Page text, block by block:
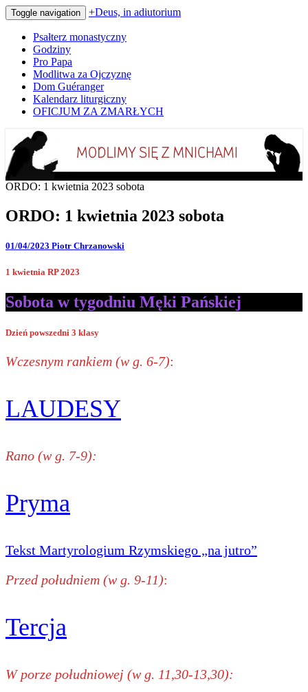
Toggle navigation +Deus, in adiutorium
Psałterz monastyczny
Godziny
Pro Papa
Modlitwa za Ojczyznę
Dom Guéranger
Kalendarz liturgiczny
OFICJUM ZA ZMARŁYCH
+Deus, in adiutorium
Codziennie modlimy się z mnichami
ORDO: 1 kwietnia 2023 sobota
ORDO: 1 kwietnia 2023 sobota
01/04/2023 Piotr Chrzanowski
1 kwietnia RP 2023
Sobota w tygodniu Męki Pańskiej
Dzień powszedni 3 klasy
Wczesnym rankiem (w g. 6-7):
LAUDESY
Rano (w g. 7-9):
Pryma
Tekst Martyrologium Rzymskiego „na jutro”
Przed południem (w g. 9-11):
Tercja
W porze południowej (w g. 11,30-13,30):